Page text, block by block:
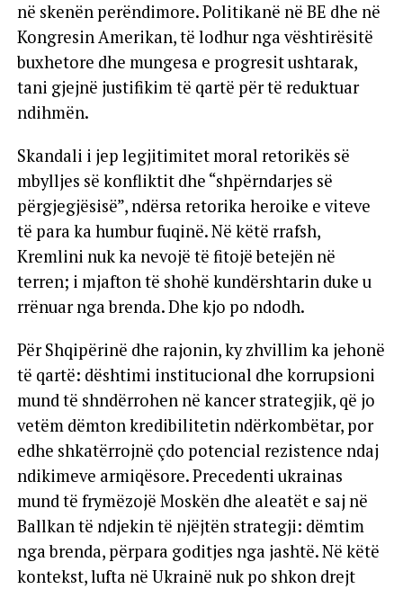
në skenën perëndimore. Politikanë në BE dhe në
Kongresin Amerikan, të lodhur nga vështirësitë
buxhetore dhe mungesa e progresit ushtarak,
tani gjejnë justifikim të qartë për të reduktuar
ndihmën.
Skandali i jep legjitimitet moral retorikës së
mbylljes së konfliktit dhe “shpërndarjes së
përgjegjësisë”, ndërsa retorika heroike e viteve
të para ka humbur fuqinë. Në këtë rrafsh,
Kremlini nuk ka nevojë të fitojë betejën në
terren; i mjafton të shohë kundërshtarin duke u
rrënuar nga brenda. Dhe kjo po ndodh.
Për Shqipërinë dhe rajonin, ky zhvillim ka jehonë
të qartë: dështimi institucional dhe korrupsioni
mund të shndërrohen në kancer strategjik, që jo
vetëm dëmton kredibilitetin ndërkombëtar, por
edhe shkatërrojnë çdo potencial rezistence ndaj
ndikimeve armiqësore. Precedenti ukrainas
mund të frymëzojë Moskën dhe aleatët e saj në
Ballkan të ndjekin të njëjtën strategji: dëmtim
nga brenda, përpara goditjes nga jashtë. Në këtë
kontekst, lufta në Ukrainë nuk po shkon drejt